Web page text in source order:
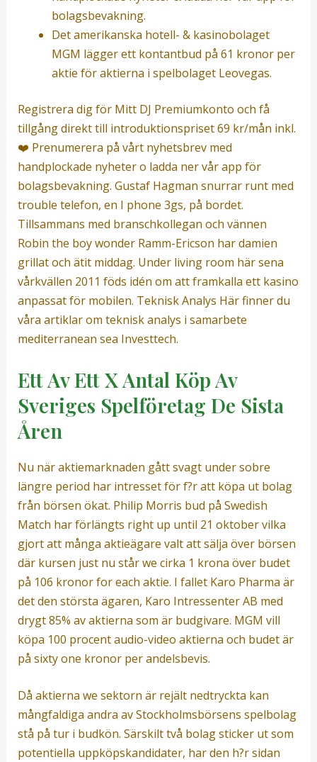
bolagsbevakning.
Det amerikanska hotell- & kasinobolaget
MGM lägger ett kontantbud på 61 kronor per
aktie för aktierna i spelbolaget Leovegas.
Registrera dig för Mitt DJ Premiumkonto och få
tillgång direkt till introduktionspriset 69 kr/mån inkl.
❤️ Prenumerera på vårt nyhetsbrev med
handplockade nyheter o ladda ner vår app för
bolagsbevakning. Gustaf Hagman snurrar runt med
trouble telefon, en I phone 3gs, på bordet.
Tillsammans med branschkollegan och vännen
Robin the boy wonder Ramm-Ericson har damien
grillat och ätit middag. Under living room här sena
vårkvällen 2011 föds idén om att framkalla ett kasino
anpassat för mobilen. Teknisk Analys Här finner du
våra artiklar om teknisk analys i samarbete
mediterranean sea Investtech.
Ett Av Ett X Antal Köp Av
Sveriges Spelföretag De Sista
Åren
Nu när aktiemarknaden gått svagt under sobre
längre period har intresset för f?r att köpa ut bolag
från börsen ökat. Philip Morris bud på Swedish
Match har förlängts right up until 21 oktober vilka
gjort att många aktieägare valt att sälja över börsen
där kursen just nu står we cirka 1 krona över budet
på 106 kronor for each aktie. I fallet Karo Pharma är
det den största ägaren, Karo Intressenter AB med
drygt 85% av aktierna som är budgivare. MGM vill
köpa 100 procent audio-video aktierna och budet är
på sixty one kronor per andelsbevis.
Då aktierna we sektorn är rejält nedtryckta kan
mångfaldiga andra av Stockholmsbörsens spelbolag
stå på tur i budkön. Särskilt två bolag sticker ut som
potentiella uppköpskandidater, har den h?r sidan